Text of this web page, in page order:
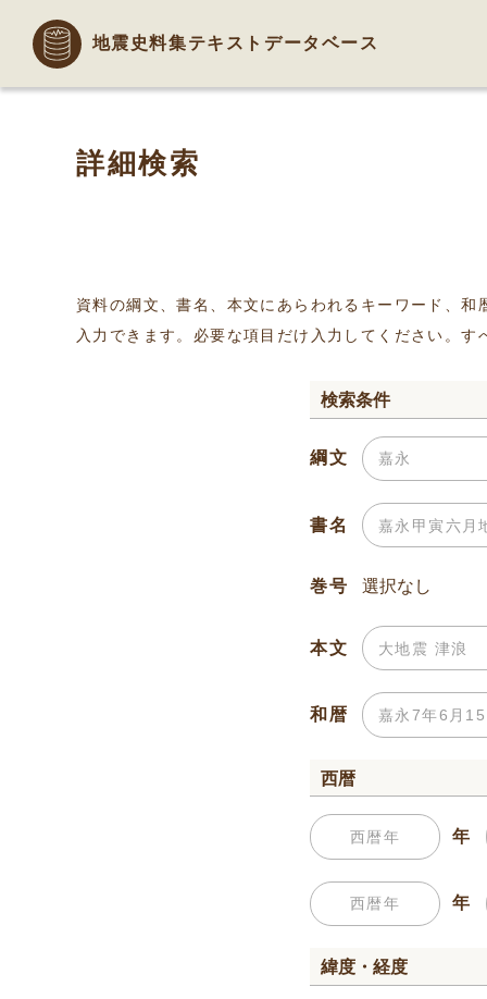
地震史料集テキストデータベース
詳細検索
資料の綱文、書名、本文にあらわれるキーワード、
入力できます。必要な項目だけ入力してください。
検索条件
綱文
書名
巻号
本文
和暦
西暦
年
年
緯度・経度